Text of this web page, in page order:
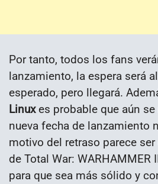
Por tanto, todos los fans
lanzamiento, la espera será
esperado, pero llegará.
Linuxes probable que aún se
nueva fecha de lanzamiento
motivo del retraso parece
de Total War: WARHAMMER
para que sea más sólido y